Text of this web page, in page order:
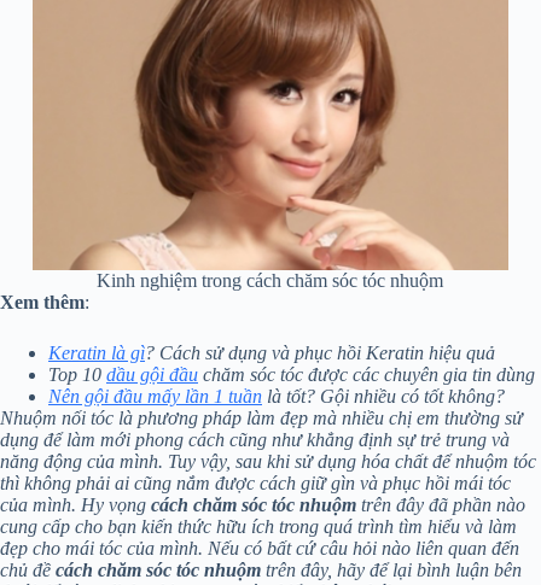
Kinh nghiệm trong cách chăm sóc tóc nhuộm
Xem thêm:
Keratin là gì? Cách sử dụng và phục hồi Keratin hiệu quả
Top 10 dầu gội đầu chăm sóc tóc được các chuyên gia tin dùng
Nên gội đầu mấy lần 1 tuần là tốt? Gội nhiều có tốt không?
Nhuộm nối tóc là phương pháp làm đẹp mà nhiều chị em thường sử
dụng để làm mới phong cách cũng như khẳng định sự trẻ trung và
năng động của mình. Tuy vậy, sau khi sử dụng hóa chất để nhuộm tóc
thì không phải ai cũng nắm được cách giữ gìn và phục hồi mái tóc
của mình. Hy vọng cách chăm sóc tóc nhuộm trên đây đã phần nào
cung cấp cho bạn kiến thức hữu ích trong quá trình tìm hiểu và làm
đẹp cho mái tóc của mình. Nếu có bất cứ câu hỏi nào liên quan đến
chủ đề cách chăm sóc tóc nhuộm trên đây, hãy để lại bình luận bên